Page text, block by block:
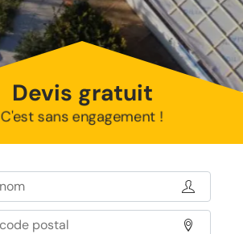
Devis gratuit
C'est sans engagement !